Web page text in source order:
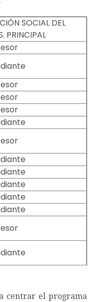
SOCIAL DEL
PRINCIPAL
centrar el programa